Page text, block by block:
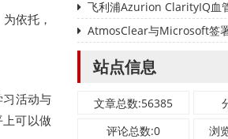
依托，
活动与
可以做
车领域开发成效明显，碳纤维
推增长
飞利浦Azurion ClarityIQ血
025春季CMEF
AtmosClear与Microsoft签
站点信息
文章总数:56385
评论总数:0
浏